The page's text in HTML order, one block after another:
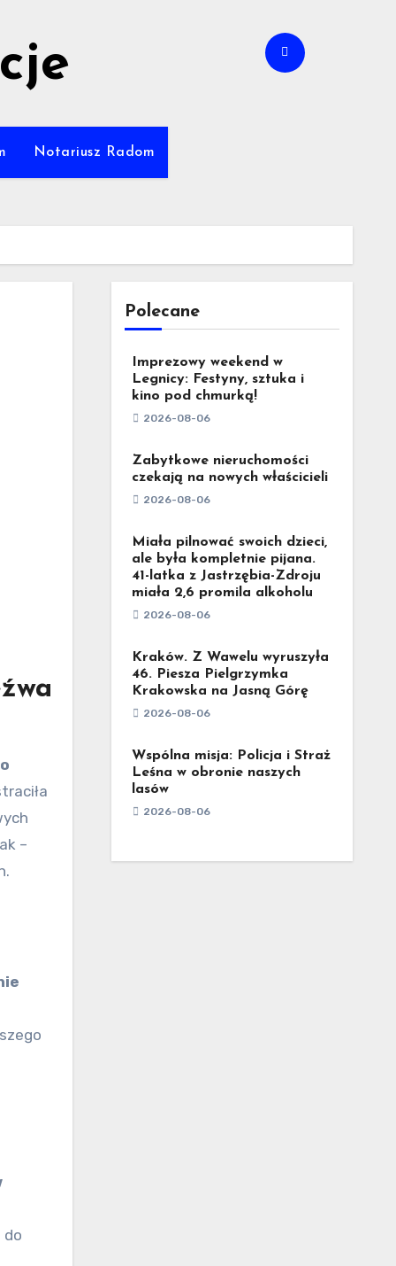
Notariusz Radom
–
do
Polecane
Imprezowy weekend w
Legnicy: Festyny, sztuka i
kino pod chmurką!
2026-08-06
Zabytkowe nieruchomości
czekają na nowych właścicieli
2026-08-06
Miała pilnować swoich dzieci,
ale była kompletnie pijana.
41-latka z Jastrzębia-Zdroju
miała 2,6 promila alkoholu
2026-08-06
Kraków. Z Wawelu wyruszyła
46. Piesza Pielgrzymka
Krakowska na Jasną Górę
2026-08-06
Wspólna misja: Policja i Straż
Leśna w obronie naszych
lasów
2026-08-06